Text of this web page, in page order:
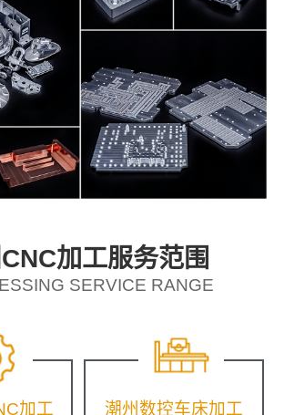
加工服务范围
SERVICE RANGE
加工 潮州数控车床加工